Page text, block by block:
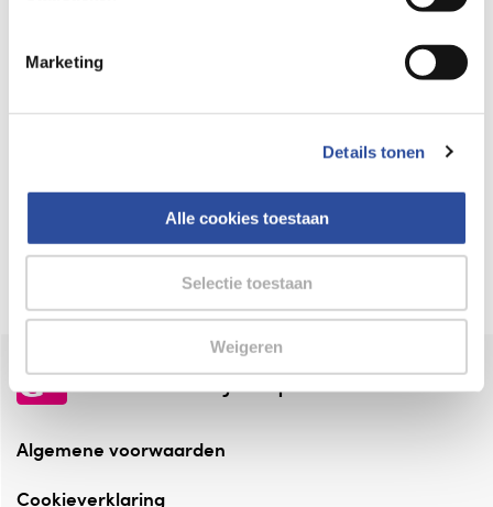
Marketing
Details tonen
Alle cookies toestaan
Selectie toestaan
Weigeren
⁠Verantwoorde zorg, ⁠ook online.
Altijd onze folder bij de hand
Check onze folders ⁠bij AlleFolders.
de vriendelijke specialist
Algemene voorwaarden
Cookieverklaring